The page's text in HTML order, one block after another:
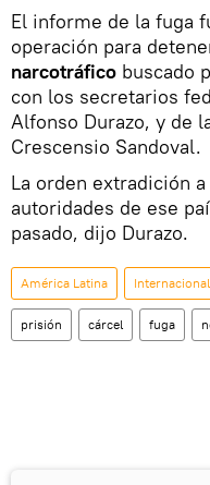
El informe de la fuga
operación para
narcotráfico buscado
con los secretarios
Alfonso Durazo, y de
Crescensio Sandoval.
La orden extradición
autoridades de ese
pasado, dijo Durazo.
América Latina Internacional
prisión cárcel fuga